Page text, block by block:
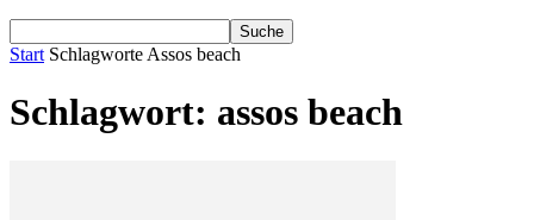
Start Schlagworte Assos beach
Schlagwort: assos beach